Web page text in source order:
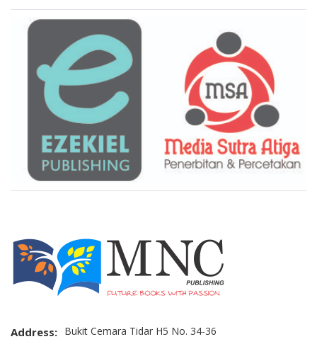
Brand Slider
Address: Bukit Cemara Tidar H5 No. 34-36